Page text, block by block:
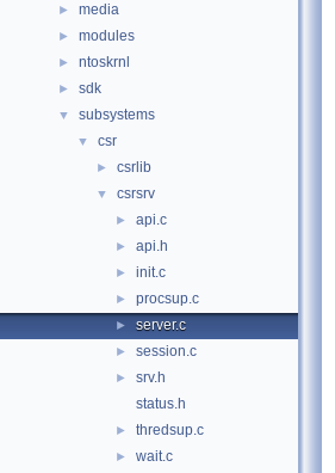
► media
► modules
► ntoskrnl
► sdk
▼ subsystems
▼ csr
► csrlib
▼ csrsrv
► api.c
► api.h
► init.c
► procsup.c
► server.c
► session.c
►
srv.h
status.h
► thredsup.c
► wait.c